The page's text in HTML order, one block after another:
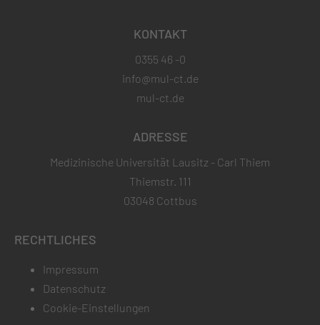
KONTAKT
0355 46 -0
info@mul-ct.de
mul-ct.de
ADRESSE
Medizinische Universität Lausitz - Carl Thiem
Thiemstr. 111
03048 Cottbus
RECHTLICHES
Impressum
Datenschutz
Cookie-Einstellungen